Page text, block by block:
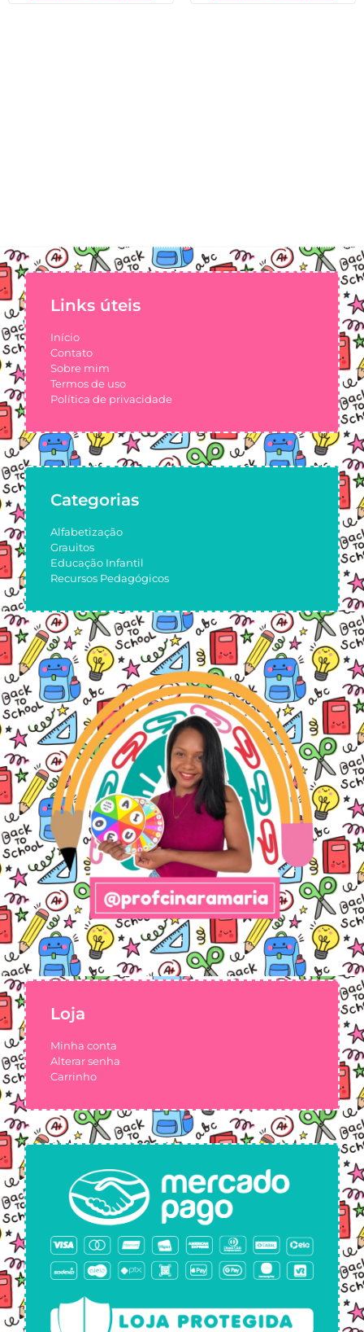
Links úteis
Início
Contato
Sobre mim
Termos de uso
Política de privacidade
Categorias
Alfabetização
Grauitos
Educação Infantil
Recursos Pedagógicos
Loja
Minha conta
Alterar senha
Carrinho